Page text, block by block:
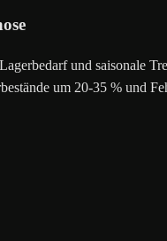
und saisonale
um 20-35 % und